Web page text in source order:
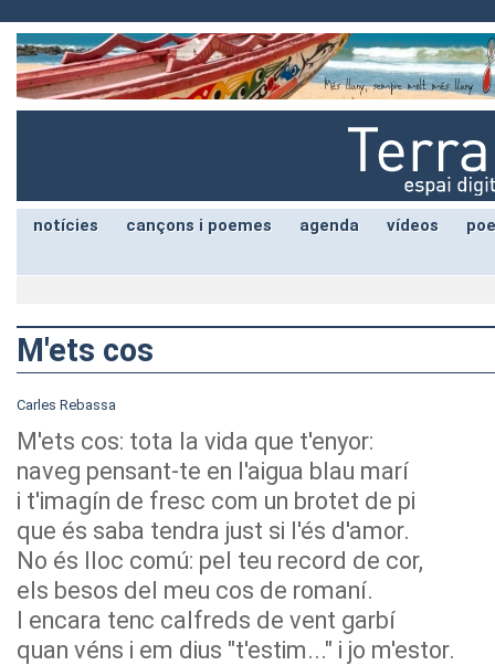
notícies cançons i poemes agenda vídeos
M'ets cos
Carles Rebassa
M'ets cos: tota la vida que t'enyor:
naveg pensant-te en l'aigua blau marí
i t'imagín de fresc com un brotet de pi
que és saba tendra just si l'és d'amor.
No és lloc comú: pel teu record de cor,
els besos del meu cos de romaní.
I encara tenc calfreds de vent garbí
quan véns i em dius "t'estim..." i jo m'estor.